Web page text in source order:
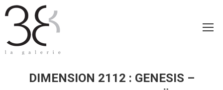
DIMENSION 2112 : GENESIS –